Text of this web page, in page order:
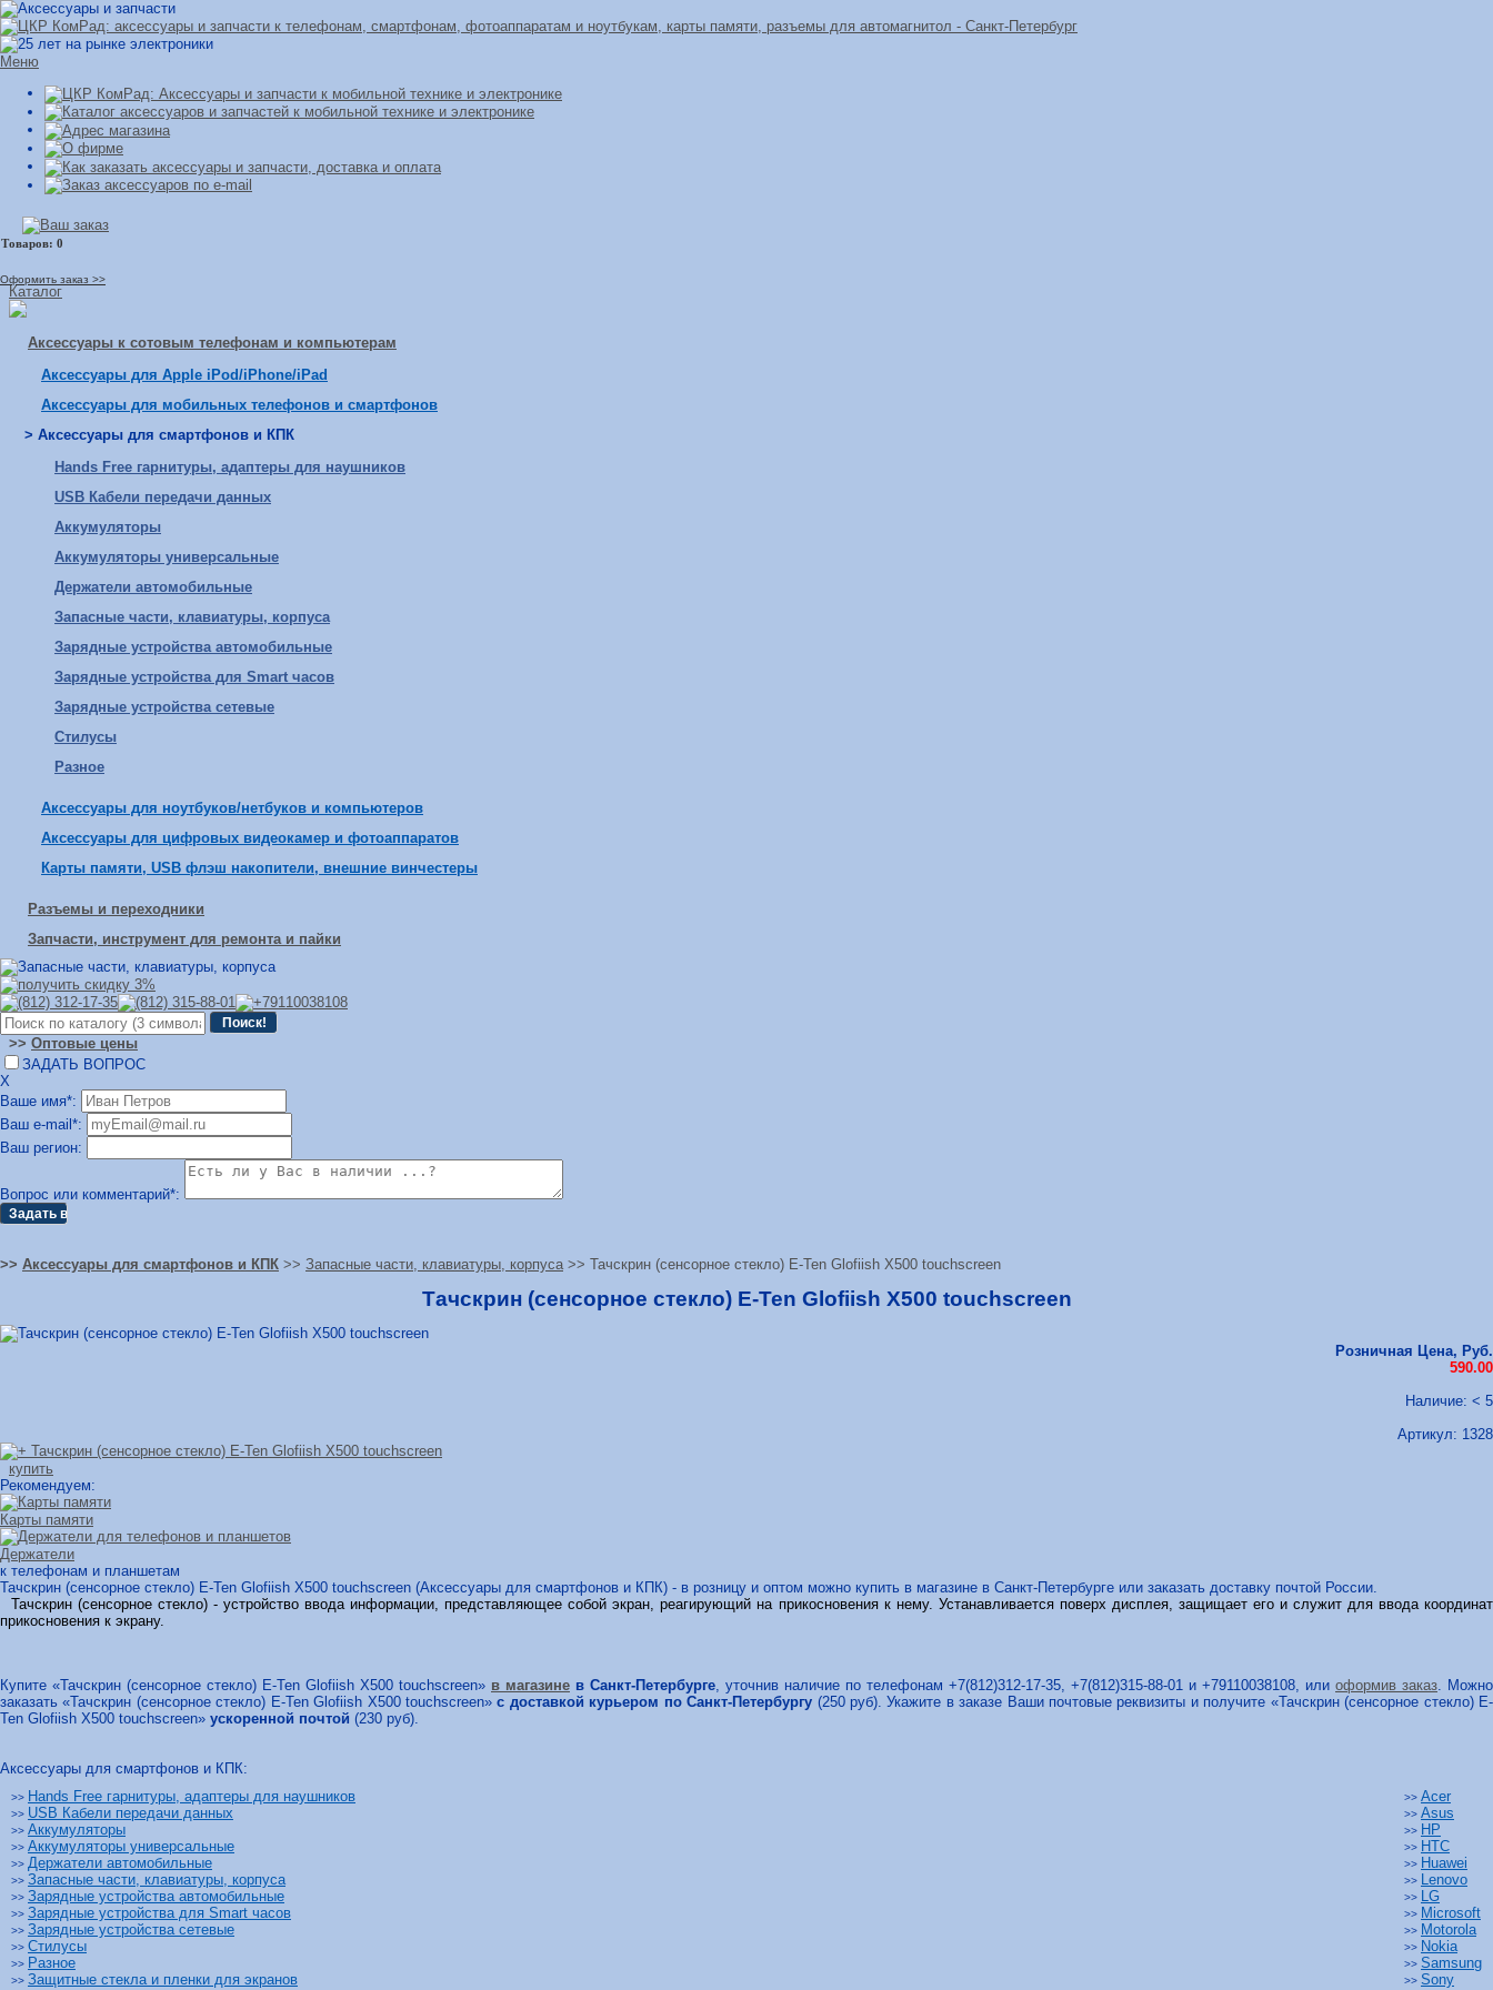
Меню
Оформить заказ >>
Каталог
Аксессуары к сотовым телефонам и компьютерам
Аксессуары для Apple iPod/iPhone/iPad
Аксессуары для мобильных телефонов и смартфонов
> Аксессуары для смартфонов и КПК
Hands Free гарнитуры, адаптеры для наушников
USB Кабели передачи данных
Аккумуляторы
Аккумуляторы универсальные
Держатели автомобильные
Запасные части, клавиатуры, корпуса
Зарядные устройства автомобильные
Зарядные устройства для Smart часов
Зарядные устройства сетевые
Стилусы
Разное
Аксессуары для ноутбуков/нетбуков и компьютеров
Аксессуары для цифровых видеокамер и фотоаппаратов
Карты памяти, USB флэш накопители, внешние винчестеры
Разъемы и переходники
Запчасти, инструмент для ремонта и пайки
>> Оптовые цены
ЗАДАТЬ ВОПРОС
Х
Ваше имя*:
Ваш e-mail*:
Ваш регион:
Вопрос или комментарий*:
>> Аксессуары для смартфонов и КПК >> Запасные части, клавиатуры, корпуса >> Тачскрин (сенсорное стекло) E-Ten Glofiish X500 touchscreen
Тачскрин (сенсорное стекло) E-Ten Glofiish X500 touchscreen
Розничная Цена, Руб.
590.00
Наличие: < 5
Артикул: 1328
купить
Рекомендуем:
Карты памяти
Держатели
к телефонам и планшетам
Тачскрин (сенсорное стекло) E-Ten Glofiish X500 touchscreen (Аксессуары для смартфонов и КПК) - в розницу и оптом можно купить в магазине в Санкт-Петербурге или заказать доставку почтой России.
Тачскрин (сенсорное стекло) - устройство ввода информации, представляющее собой экран, реагирующий на прикосновения к нему. Устанавливается поверх дисплея, защищает его и служит для ввода координат
прикосновения к экрану.
Купите «Тачскрин (сенсорное стекло) E-Ten Glofiish X500 touchscreen» в магазине в Санкт-Петербурге, уточнив наличие по телефонам +7(812)312-17-35, +7(812)315-88-01 и +79110038108, или оформив заказ. Можно
заказать «Тачскрин (сенсорное стекло) E-Ten Glofiish X500 touchscreen»с доставкой курьером по Санкт-Петербургу (250 руб). Укажите в заказе Ваши почтовые реквизиты и получите «Тачскрин (сенсорное стекло) E-
Ten Glofiish X500 touchscreen» ускоренной почтой (230 руб).
Аксессуары для смартфонов и КПК:
>> Hands Free гарнитуры, адаптеры для наушников
>> USB Кабели передачи данных
>> Аккумуляторы
>> Аккумуляторы универсальные
>> Держатели автомобильные
>> Запасные части, клавиатуры, корпуса
>> Зарядные устройства автомобильные
>> Зарядные устройства для Smart часов
>> Зарядные устройства сетевые
>> Стилусы
>> Разное
>> Защитные стекла и пленки для экранов
>> Acer
>> Asus
>> HP
>> HTC
>> Huawei
>> Lenovo
>> LG
>> Microsoft
>> Motorola
>> Nokia
>> Samsung
>> Sony